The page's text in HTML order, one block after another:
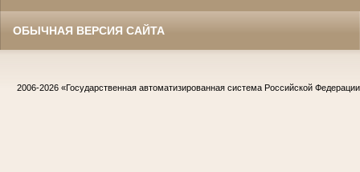
ОБЫЧНАЯ ВЕРСИЯ САЙТА
2006-2026 «Государственная автоматизированная система Российской